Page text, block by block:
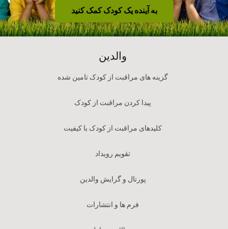
به آینده یک کودک کمک کنید
والدین
گزینه های مراقبت از کودک تامین شده
پیدا کردن مراقبت از کودک
کلیدهای مراقبت از کودک با کیفیت
تقویم رویداد
پورتال و گرایش والدین
فرم ها و انتشارات